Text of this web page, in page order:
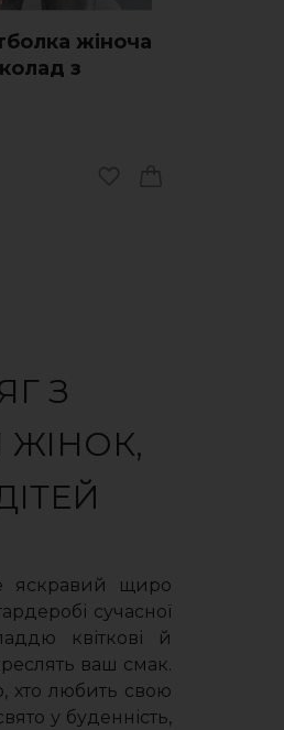
жіноча
з
З
яскравий щиро
сучасної
квіткові й
ваш смак.
хто любить свою
у буденність,